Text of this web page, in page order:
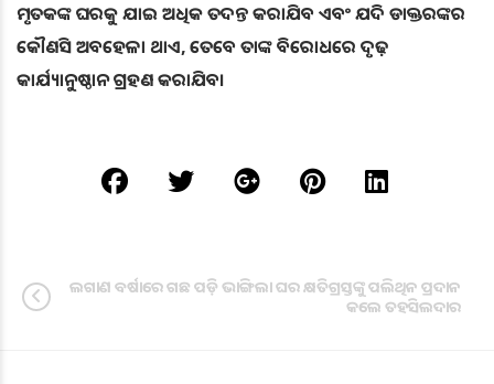
ମୃତକଙ୍କ ଘରକୁ ଯାଇ ଅଧିକ ତଦନ୍ତ କରାଯିବ ଏବଂ ଯଦି ଡାକ୍ତରଙ୍କର
କୌଣସି ଅବହେଳା ଥାଏ, ତେବେ ତାଙ୍କ ବିରୋଧରେ ଦୃଢ଼
କାର୍ଯ୍ୟାନୁଷ୍ଠାନ ଗ୍ରହଣ କରାଯିବ।
ଲଗାଣ ବର୍ଷାରେ ଗଛ ପଡ଼ି ଭାଙ୍ଗିଲା ଘର କ୍ଷତିଗ୍ରସ୍ତଙ୍କୁ ପଲିଥିନ ପ୍ରଦାନ
କଲେ ତହସିଲଦାର